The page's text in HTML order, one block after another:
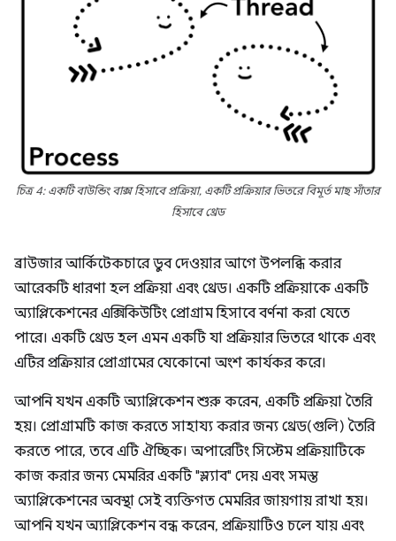
চিত্র 4: একটি বাউন্ডিং বাক্স হিসাবে প্রক্রিয়া, একটি প্রক্রিয়ার ভিতরে বিমূর্ত মাছ সাঁতার
হিসাবে থ্রেড
ব্রাউজার আর্কিটেকচারে ডুব দেওয়ার আগে উপলব্ধি করার
আরেকটি ধারণা হল প্রক্রিয়া এবং থ্রেড। একটি প্রক্রিয়াকে একটি
অ্যাপ্লিকেশনের এক্সিকিউটিং প্রোগ্রাম হিসাবে বর্ণনা করা যেতে
পারে। একটি থ্রেড হল এমন একটি যা প্রক্রিয়ার ভিতরে থাকে এবং
এটির প্রক্রিয়ার প্রোগ্রামের যেকোনো অংশ কার্যকর করে।
আপনি যখন একটি অ্যাপ্লিকেশন শুরু করেন, একটি প্রক্রিয়া তৈরি
হয়। প্রোগ্রামটি কাজ করতে সাহায্য করার জন্য থ্রেড(গুলি) তৈরি
করতে পারে, তবে এটি ঐচ্ছিক। অপারেটিং সিস্টেম প্রক্রিয়াটিকে
কাজ করার জন্য মেমরির একটি "স্ল্যাব" দেয় এবং সমস্ত
অ্যাপ্লিকেশনের অবস্থা সেই ব্যক্তিগত মেমরির জায়গায় রাখা হয়।
আপনি যখন অ্যাপ্লিকেশন বন্ধ করেন, প্রক্রিয়াটিও চলে যায় এবং